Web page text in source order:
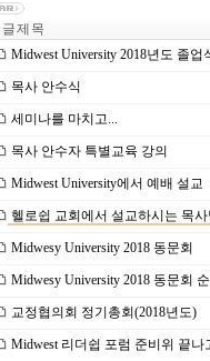
글 제 목
Midwest University 2018년도 졸업
목사 안수식
세미나를 마치고...
목사 안수자 특별교육 강의
Midwest University에서 예배 설교
헬로쉽 교회에서 설교하시는 목
Midwesy University 2018 동문회
Midwesy University 2018 동문회
교정협의회 정기총회(2018년도)
Midwest 리더쉽 포럼 준비위 끝나